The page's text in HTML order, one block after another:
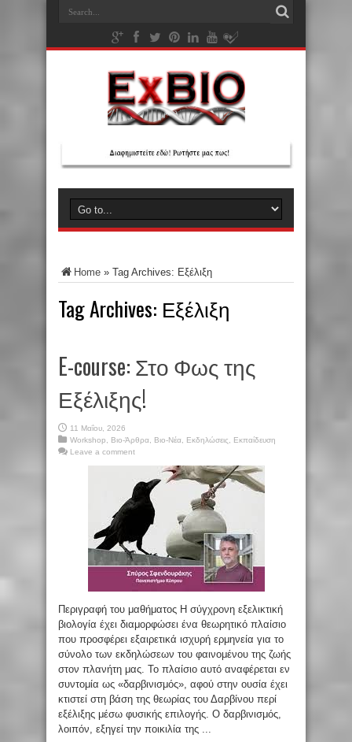
Home » Tag Archives: Εξέλιξη
Tag Archives: Εξέλιξη
E-course: Στο Φως της
Εξέλιξης!
11 Μαΐου, 2026
Workshop
Βιο-Άρθρα Βιο-Νέα Εκδηλώσεις
Εκπαίδευση
Leave a comment
Περιγραφή του μαθήματος Η σύγχρονη εξελικτική
βιολογία έχει διαμορφώσει ένα θεωρητικό πλαίσιο
που προσφέρει εξαιρετικά ισχυρή ερμηνεία για το
σύνολο των εκδηλώσεων του φαινομένου της ζωής
στον πλανήτη μας. Το πλαίσιο αυτό αναφέρεται εν
συντομία ως «δαρβινισμός», αφού στην ουσία έχει
κτιστεί στη βάση της θεωρίας του Δαρβίνου περί
εξέλιξης μέσω φυσικής επιλογής. Ο δαρβινισμός,
λοιπόν, εξηγεί την ποικιλία της ...